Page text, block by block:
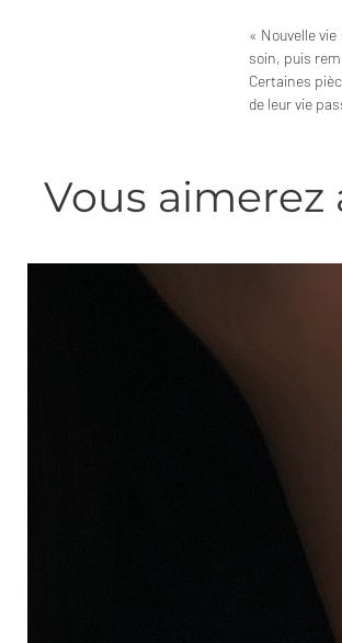
« Nouvelle
soin, puis
Certaines
de leur vie
Vous aimerez